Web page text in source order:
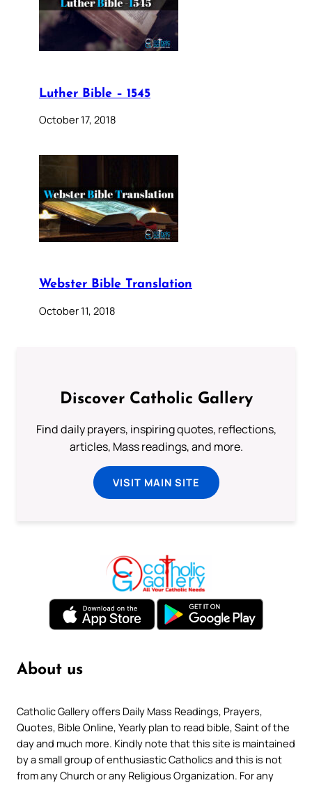
Luther Bible – 1545
October 17, 2018
Webster Bible Translation
October 11, 2018
Discover Catholic Gallery
Find daily prayers, inspiring quotes, reflections,
articles, Mass readings, and more.
VISIT MAIN SITE
About us
Catholic Gallery offers Daily Mass Readings, Prayers,
Quotes, Bible Online, Yearly plan to read bible, Saint of the
day and much more. Kindly note that this site is maintained
by a small group of enthusiastic Catholics and this is not
from any Church or any Religious Organization. For any